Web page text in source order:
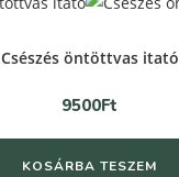
Csészés öntöttvas itató
9500Ft
KOSÁRBA TESZEM